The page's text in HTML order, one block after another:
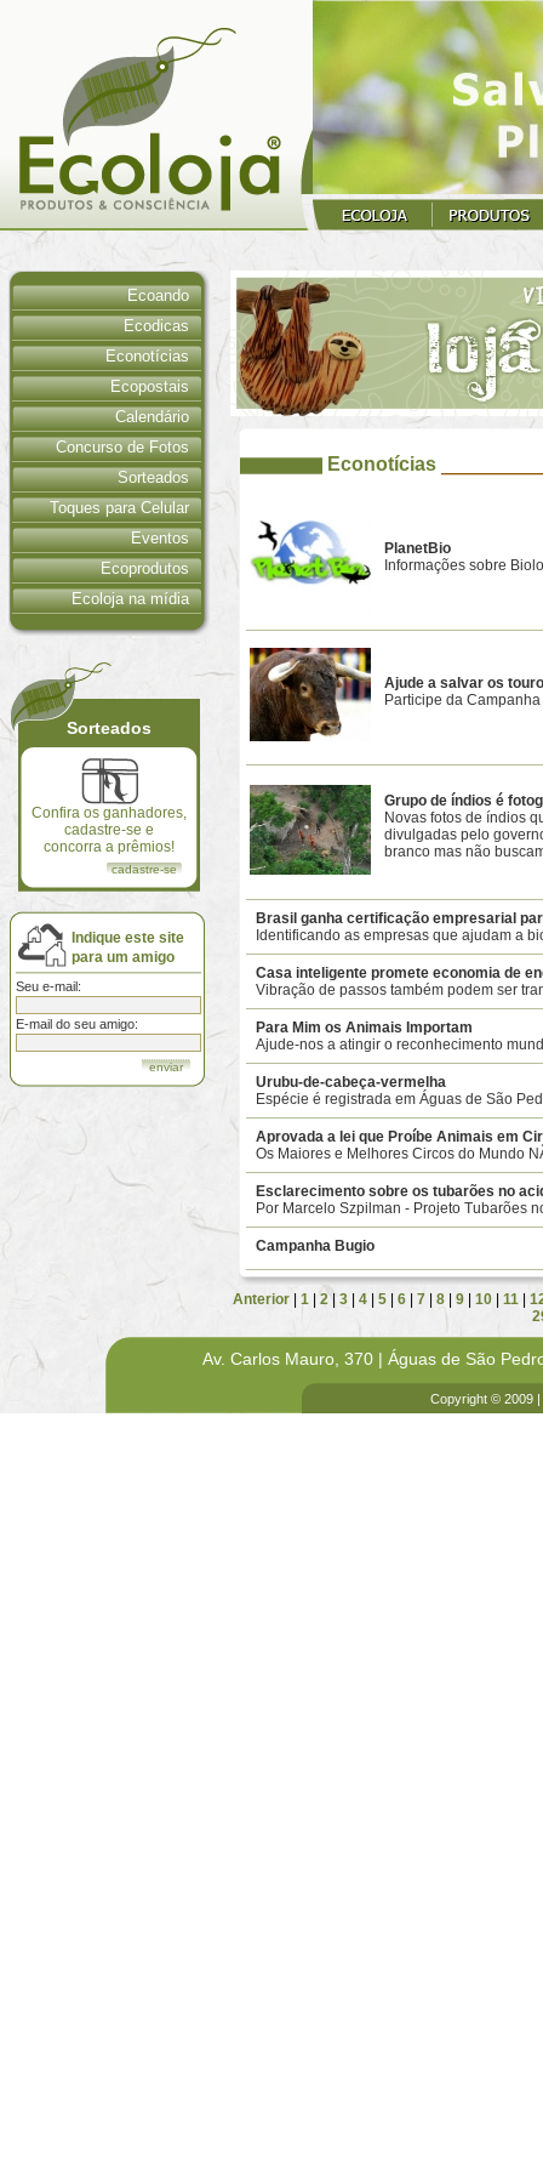
Ecoando
Ecodicas
Econotícias
Ecopostais
Calendário
Concurso de Fotos
Sorteados
Toques para Celular
Eventos
Ecoprodutos
Ecoloja na mídia
Sorteados
Confira os ganhadores,
cadastre-se e
concorra a prêmios!
cadastre-se
Indique este site
para um amigo
Seu e-mail:
E-mail do seu amigo:
Econotícias
PlanetBio
Informações sobre
Ajude a salvar os
Participe da
Grupo de índios é
Novas fotos de índios
divulgadas pelo
branco mas não
Brasil ganha certificação empresarial
Identificando as empresas que ajudam a
Casa inteligente promete economia de
Vibração de passos também podem ser
Para Mim os Animais Importam
Ajude-nos a atingir o reconhecimento
Urubu-de-cabeça-vermelha
Espécie é registrada em Águas de São
Aprovada a lei que Proíbe Animais em
Os Maiores e Melhores Circos do Mundo
Esclarecimento sobre os tubarões no
Por Marcelo Szpilman - Projeto Tubarões
Campanha Bugio
Anterior |1 |2|3 |4 |5 |6 |7 |8 |9 |10 |11 |
Av. Carlos Mauro, 370 | Águas de São
Copyright © 2009